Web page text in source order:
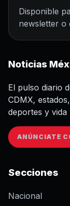
Disponible
newsletter o
Noticias
El pulso diario
CDMX,
deportes y
ANÚNCIATE
Secciones
Nacional